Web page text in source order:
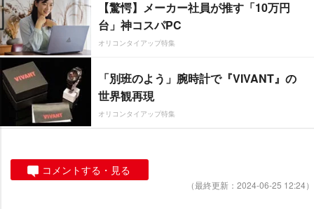
【驚愕】メーカー社員が推す「10万円
台」神コスパPC
オリコンタイアップ特集
「別班のよう」腕時計で『VIVANT』の
世界観再現
オリコンタイアップ特集
コメントする・見る
（最終更新：2024-06-25 12:24）